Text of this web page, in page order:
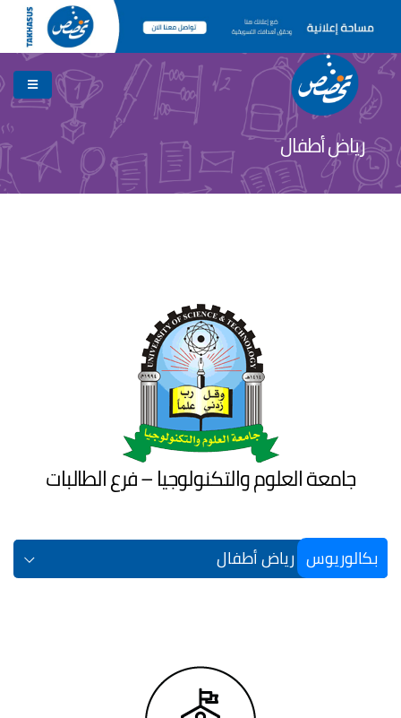
رياض أطفال
جامعة العلوم والتكنولوجيا – فرع الطالبات
بكالوريوس رياض أطفال